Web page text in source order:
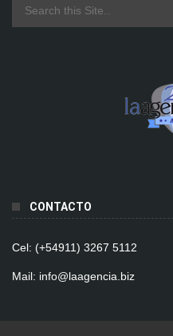
CONTACTO
Cel: (+54911) 3267 5112
Mail: info@laagencia.biz